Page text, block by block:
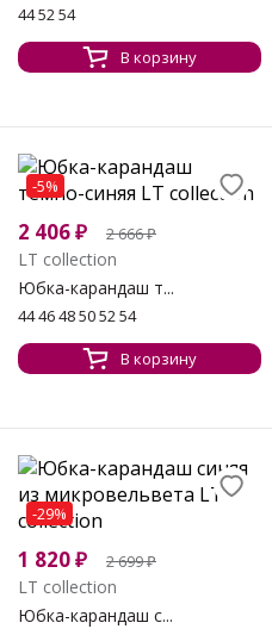
44 52 54
В корзину
-5%
2 406₽ 2 666₽
LT collection
Юбка-карандаш т...
44 46 48 50 52 54
В корзину
-29%
1 820₽ 2 699₽
LT collection
Юбка-карандаш с...